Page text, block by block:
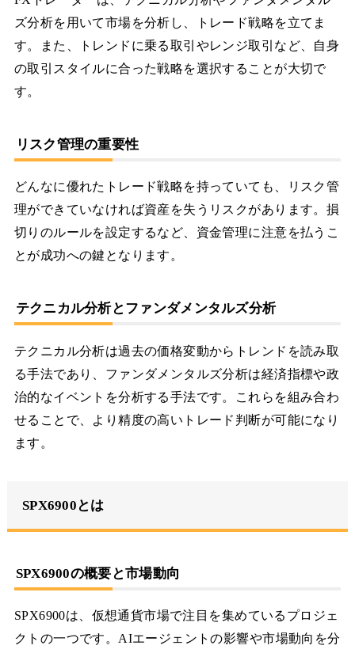
ズ分析を用いて市場を分析し、トレード戦略を立てま
す。また、トレンドに乗る取引やレンジ取引など、自身
の取引スタイルに合った戦略を選択することが大切で
す。
リスク管理の重要性
どんなに優れたトレード戦略を持っていても、リスク管
理ができていなければ資産を失うリスクがあります。損
切りのルールを設定するなど、資金管理に注意を払うこ
とが成功への鍵となります。
テクニカル分析とファンダメンタルズ分析
テクニカル分析は過去の価格変動からトレンドを読み取
る手法であり、ファンダメンタルズ分析は経済指標や政
治的なイベントを分析する手法です。これらを組み合わ
せることで、より精度の高いトレード判断が可能になり
ます。
SPX6900とは
SPX6900の概要と市場動向
SPX6900は、仮想通貨市場で注目を集めているプロジェ
クトの一つです。AIエージェントの影響や市場動向を分